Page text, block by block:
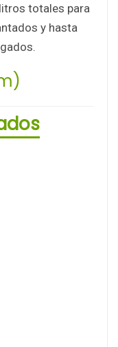
totales para
y hasta